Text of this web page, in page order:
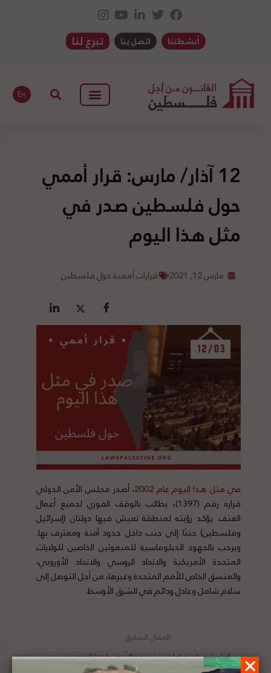
أنشطتنا اتصل بنا تبرع لنا
En
12 آذار/ مارس: قرار أممي
حول فلسطين صدر في
مثل هذا اليوم
مارس 12, 2021 قرارات أممية حول فلسطين
في مثل هذا اليوم عام 2002،
أصدر مجلس الأمن الدولي
قراره رقم (1397)، يطالب بالوقف الفوري لجميع أعمال
العنف. يؤكد رؤيته لمنطقة تعيش فيها دولتان (إسرائيل
وفلسطين) جنبًا إلى جنب داخل حدود آمنة ومعترف بها.
ويرحب بالجهود الدبلوماسية للمبعوثين الخاصين للولايات
المتحدة الأمريكية والاتحاد الروسي والاتحاد الأوروبي،
والمنسق الخاص للأمم المتحدة وغيرها، من أجل التوصل إلى
سلام شامل وعادل ودائم في الشرق الأوسط.
الباحث عنان جرادات ينشر مقالاً بعنوان: "القومية